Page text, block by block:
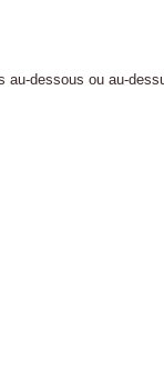
au-dessous ou au-